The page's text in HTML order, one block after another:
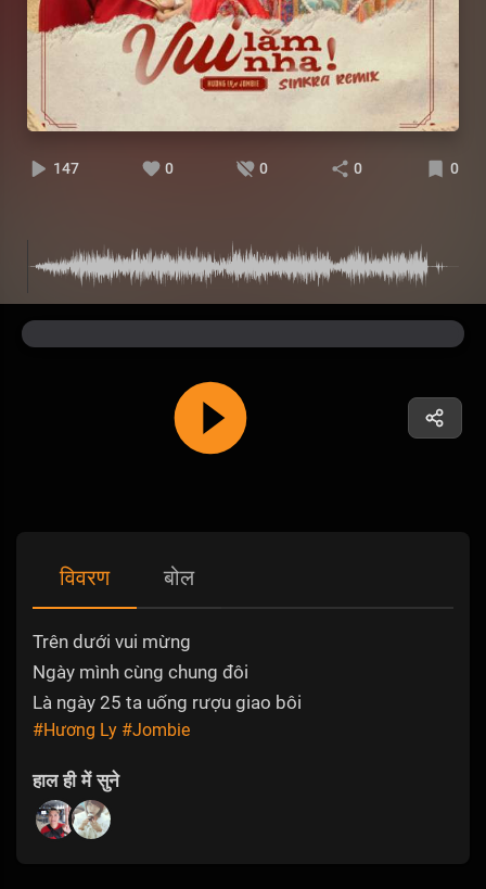
147 0 0 0 0
विवरण बोल
Trên dưới vui mừng
Ngày mình cùng chung đôi
Là ngày 25 ta uống rượu giao bôi
#Hương Ly #Jombie
हाल ही में सुने